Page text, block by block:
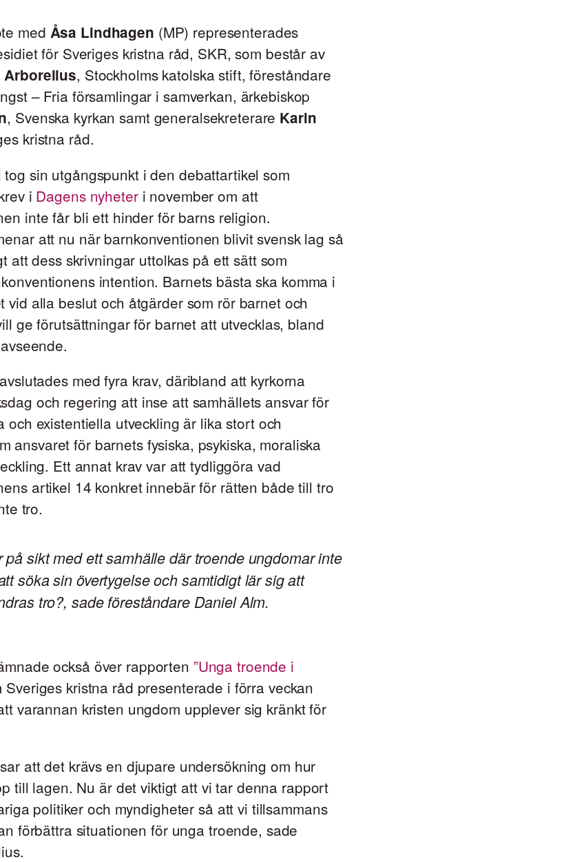
med Åsa Lindhagen (MP) representerades
för Sveriges kristna råd, SKR, som består av
Arborelius, Stockholms katolska stift, föreståndare
– Fria församlingar i samverkan, ärkebiskop
, Svenska kyrkan samt generalsekreterare Karin
kristna råd.
tog sin utgångspunkt i den debattartikel som
i Dagens nyheter i november om att
inte får bli ett hinder för barns religion.
att nu när barnkonventionen blivit svensk lag så
att dess skrivningar uttolkas på ett sätt som
intention. Barnets bästa ska komma i
vid alla beslut och åtgärder som rör barnet och
ge förutsättningar för barnet att utvecklas, bland
med fyra krav, däribland att kyrkorna
och regering att inse att samhällets ansvar för
och existentiella utveckling är lika stort och
ansvaret för barnets fysiska, psykiska, moraliska
Ett annat krav var att tydliggöra vad
artikel 14 konkret innebär för rätten både till tro
tro.
på sikt med ett samhälle där troende ungdomar inte
söka sin övertygelse och samtidigt lär sig att
tro?, sade föreståndare Daniel Alm.
också över rapporten ”Unga troende i
kristna råd presenterade i förra veckan
varannan kristen ungdom upplever sig kränkt för
att det krävs en djupare undersökning om hur
till lagen. Nu är det viktigt att vi tar denna rapport
politiker och myndigheter så att vi tillsammans
förbättra situationen för unga troende, sade